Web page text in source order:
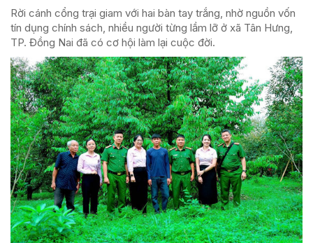
Rời cánh cổng trại giam với hai bàn tay trắng, nhờ nguồn vốn
tín dụng chính sách, nhiều người từng lầm lỡ ở xã Tân Hưng,
TP. Đồng Nai đã có cơ hội làm lại cuộc đời.